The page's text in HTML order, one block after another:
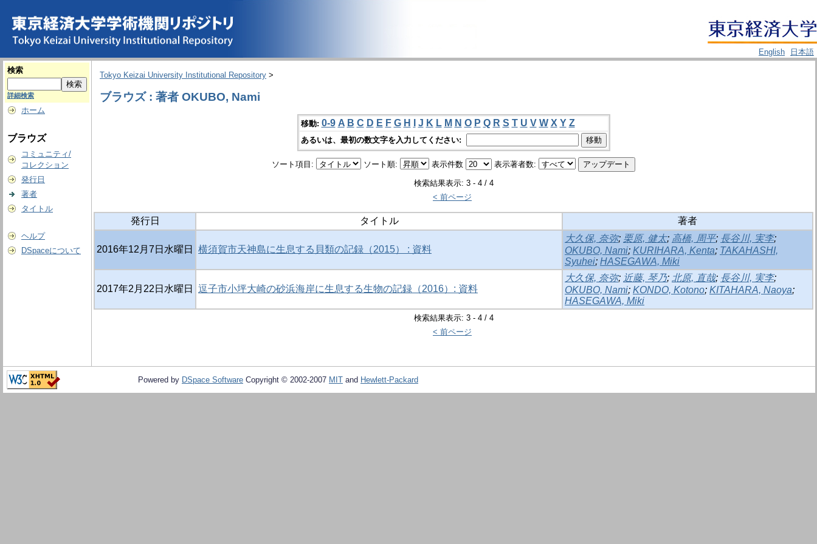
English
日本語
検索
詳細検索
ホーム
ブラウズ
コミュニティ/
コレクション
発行日
著者
タイトル
ヘルプ
DSpaceについて
Tokyo Keizai University Institutional Repository >
ブラウズ : 著者 OKUBO, Nami
移動: 0-9 A B C D E F G H J K L M N O P Q R S T U V W X Y Z
あるいは、最初の数文字を入力してください:
ソート項目: ソート順: 表示件数 表示著者数:
検索結果表示: 3 - 4 / 4
< 前ページ
発行日 タイトル 著者
2016年12月7日水曜日 横須賀市天神島に生息する貝類の記録（2015） : 資料
大久保, 奈弥; 栗原, 健太; 高橋, 周平; 長谷川, 実李;
OKUBO, Nami; KURIHARA, Kenta; TAKAHASHI,
Syuhei; HASEGAWA, Miki
2017年2月22日水曜日 逗子市小坪大崎の砂浜海岸に生息する生物の記録（2016）: 資料
大久保, 奈弥; 近藤, 琴乃; 北原, 直哉; 長谷川, 実李;
OKUBO, Nami; KONDO, Kotono; KITAHARA, Naoya;
HASEGAWA, Miki
検索結果表示: 3 - 4 / 4
< 前ページ
Powered by DSpace Software Copyright © 2002-2007 MIT and Hewlett-Packard